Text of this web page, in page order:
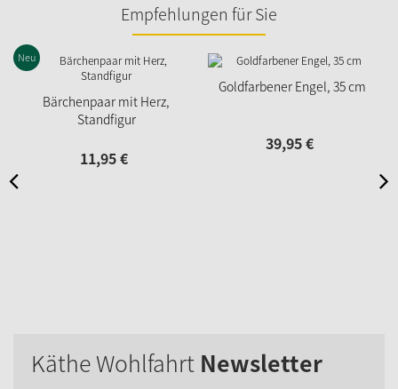
Empfehlungen für Sie
Bärchenpaar mit Herz,
Standfigur
Neu
11,95€
Goldfarbener Engel, 35 cm
39,95€
Käthe Wohlfahrt Newsletter